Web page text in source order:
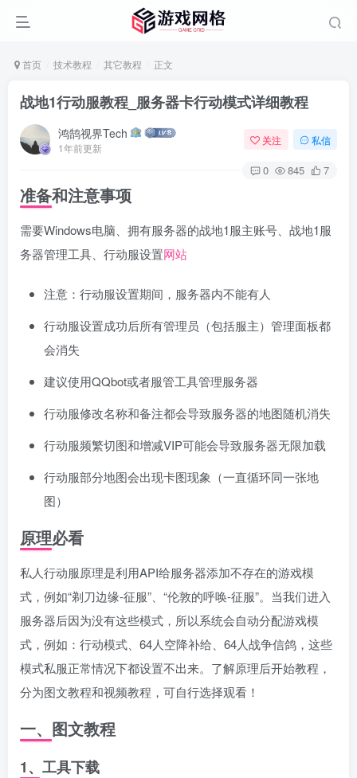
首页 技术教程 其它教程 正文
战地1行动服教程_服务器卡行动模式详细教程
鸿鹄视界Tech
1年前更新
关注 私信
0 845 7
准备和注意事项
需要Windows电脑、拥有服务器的战地1服主账号、战地1服
务器管理工具、行动服设置网站
注意：行动服设置期间，服务器内不能有人
行动服设置成功后所有管理员（包括服主）管理面板都
会消失
建议使用QQbot或者服管工具管理服务器
行动服修改名称和备注都会导致服务器的地图随机消失
行动服频繁切图和增减VIP可能会导致服务器无限加载
行动服部分地图会出现卡图现象（一直循环同一张地
图）
原理必看
私人行动服原理是利用API给服务器添加不存在的游戏模
式，例如“剃刀边缘-征服”、“伦敦的呼唤-征服”。当我们进入
服务器后因为没有这些模式，所以系统会自动分配游戏模
式，例如：行动模式、64人空降补给、64人战争信鸽，这些
模式私服正常情况下都设置不出来。了解原理后开始教程，
分为图文教程和视频教程，可自行选择观看！
一、图文教程
1、工具下载